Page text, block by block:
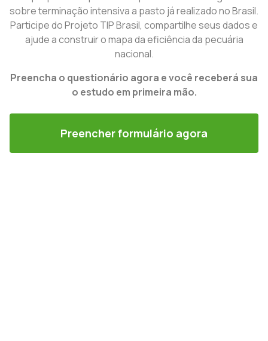
sobre terminação intensiva a pasto já realizado no Brasil.
Participe do Projeto TIP Brasil, compartilhe seus dados e
ajude a construir o mapa da eficiência da pecuária
nacional.
Preencha o questionário agora e você receberá sua
o estudo em primeira mão.
Preencher formulário agora